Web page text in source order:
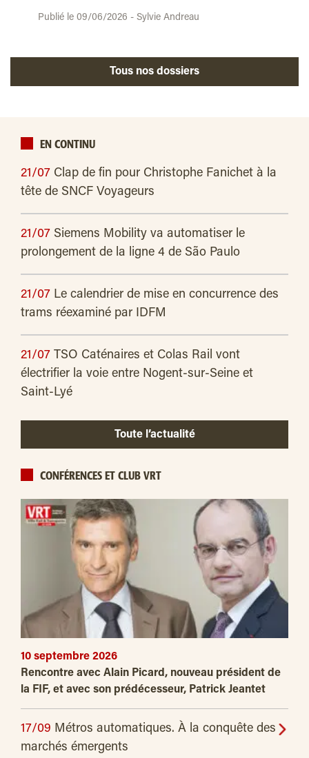
Publié le 09/06/2026 - Sylvie Andreau
Tous nos dossiers
EN CONTINU
21/07 Clap de fin pour Christophe Fanichet à la
tête de SNCF Voyageurs
21/07 Siemens Mobility va automatiser le
prolongement de la ligne 4 de São Paulo
21/07 Le calendrier de mise en concurrence des
trams réexaminé par IDFM
21/07 TSO Caténaires et Colas Rail vont
électrifier la voie entre Nogent-sur-Seine et
Saint-Lyé
Toute l’actualité
CONFÉRENCES ET CLUB VRT
10 septembre 2026
Rencontre avec Alain Picard, nouveau président de
la FIF, et avec son prédécesseur, Patrick Jeantet
17/09 Métros automatiques. À la conquête des
marchés émergents